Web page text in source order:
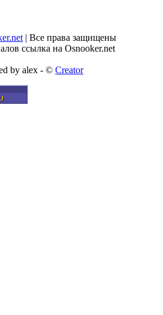
| Все права защищены
ссылка на Osnooker.net
by alex - © Creator